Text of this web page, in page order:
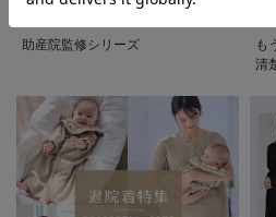
ゼットトップス
ゼットテーラ
ジャケット【
助産院監修シリーズ
も
清